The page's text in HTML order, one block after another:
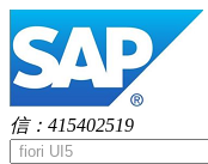
信：415402519